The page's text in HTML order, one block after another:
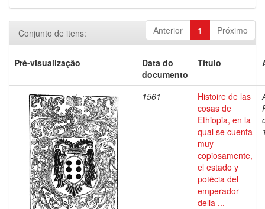
Anterior 1 Próximo
Conjunto de itens:
Pré-visualização
Data do
documento
Título
1561
Histoire de las
cosas de
Ethiopia, en la
qual se cuenta
muy
copiosamente,
el estado y
potẽcia del
emperador
della ...